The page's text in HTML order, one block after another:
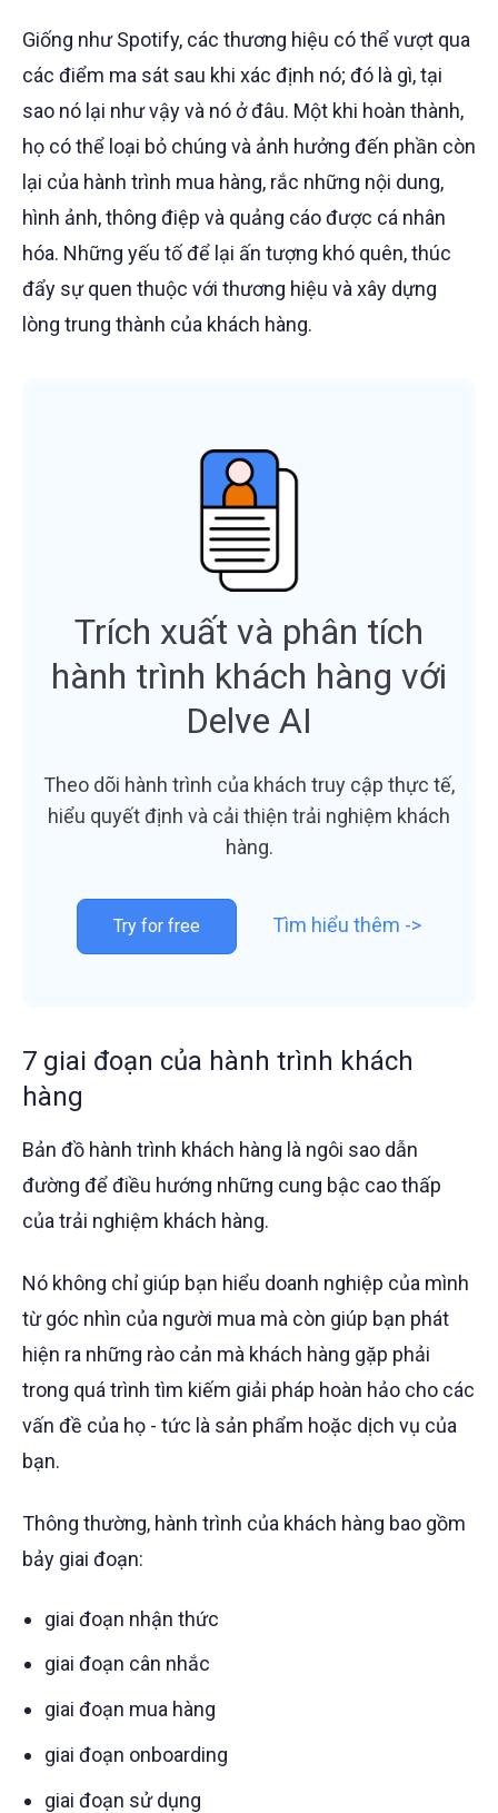
Giống như Spotify, các thương hiệu có thể vượt qua
các điểm ma sát sau khi xác định nó; đó là gì, tại
sao nó lại như vậy và nó ở đâu. Một khi hoàn thành,
họ có thể loại bỏ chúng và ảnh hưởng đến phần còn
lại của hành trình mua hàng, rắc những nội dung,
hình ảnh, thông điệp và quảng cáo được cá nhân
hóa. Những yếu tố để lại ấn tượng khó quên, thúc
đẩy sự quen thuộc với thương hiệu và xây dựng
lòng trung thành của khách hàng.
Trích xuất và phân tích
hành trình khách hàng với
Delve AI
Theo dõi hành trình của khách truy cập thực tế,
hiểu quyết định và cải thiện trải nghiệm khách
hàng.
Try for free Tìm hiểu thêm ->
7 giai đoạn của hành trình khách
hàng
Bản đồ hành trình khách hàng là ngôi sao dẫn
đường để điều hướng những cung bậc cao thấp
của trải nghiệm khách hàng.
Nó không chỉ giúp bạn hiểu doanh nghiệp của mình
từ góc nhìn của người mua mà còn giúp bạn phát
hiện ra những rào cản mà khách hàng gặp phải
trong quá trình tìm kiếm giải pháp hoàn hảo cho các
vấn đề của họ - tức là sản phẩm hoặc dịch vụ của
bạn.
Thông thường, hành trình của khách hàng bao gồm
bảy giai đoạn:
giai đoạn nhận thức
giai đoạn cân nhắc
giai đoạn mua hàng
giai đoạn onboarding
giai đoạn sử dụng